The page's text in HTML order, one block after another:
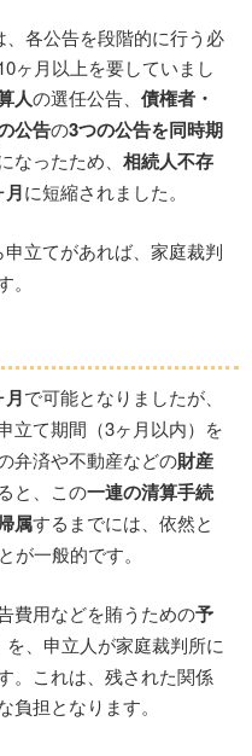
各公告を段階的に行う必
ヶ月以上を要していまし
人の選任公告、債権者・
公告の3つの公告を同時期
なったため、相続人不存
に短縮されました。
申立てがあれば、家庭裁判
月で可能となりましたが、
立て期間（3ヶ月以内）を
弁済や不動産などの財産
と、この一連の清算手続
属するまでには、依然と
が一般的です。
費用などを賄うための予
を、申立人が家庭裁判所に
。これは、残された関係
担となります。